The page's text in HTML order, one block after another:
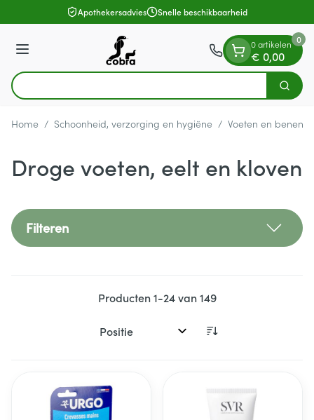
Ga naar de inhoudApothekersadvies Snelle beschikbaarheid
Menu
Product, merk, categorie... Zoek
0 artikelen
€ 0,00
0
Home / Schoonheid, verzorging en hygiëne / Voeten en benen
Droge voeten, eelt en kloven
Filteren
Producten1-24van149
Sorteer op: